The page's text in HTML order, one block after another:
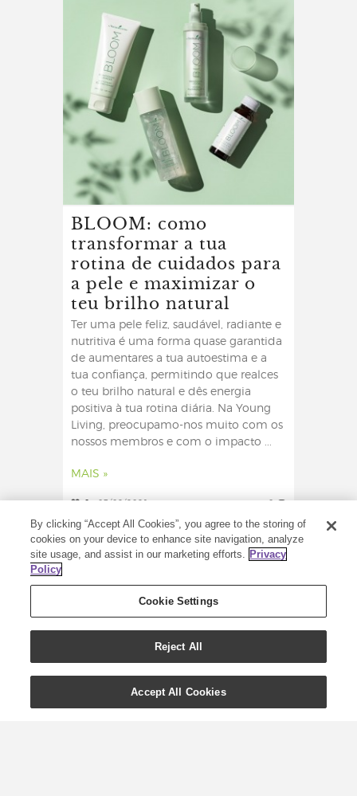
BLOOM: como
transformar a tua
rotina de cuidados para
a pele e maximizar o
teu brilho natural
Ter uma pele feliz, saudável, radiante e
nutritiva é uma forma quase garantida
de aumentares a tua autoestima e a
tua confiança, permitindo que realces
o teu brilho natural e dês energia
positiva à tua rotina diária. Na Young
Living, preocupamo-nos muito com os
nossos membros e com o impacto ...
MAIS »
0 03/02/2021 0
By clicking “Accept All Cookies”, you agree to the storing of
cookies on your device to enhance site navigation, analyze
site usage, and assist in our marketing efforts. Privacy
Policy
Cookie Settings
Reject All
Accept All Cookies